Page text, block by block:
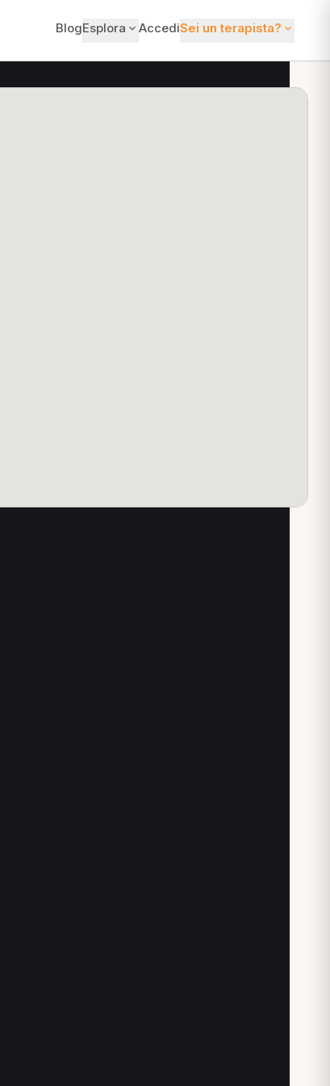
BlogEsplora AccediSei un terapista?